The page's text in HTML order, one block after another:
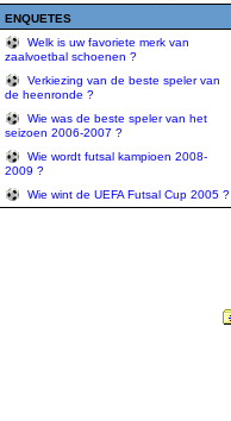
ENQUETES
Welk is uw favoriete merk van
zaalvoetbal schoenen ?
Verkiezing van de beste speler van
de heenronde ?
Wie was de beste speler van het
seizoen 2006-2007 ?
Wie wordt futsal kampioen 2008-
2009 ?
Wie wint de UEFA Futsal Cup 2005 ?